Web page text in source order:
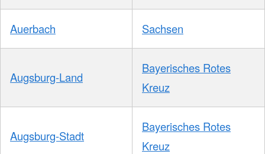
Auerbach Sachsen
Augsburg-Land
Bayerisches Rotes
Kreuz
Augsburg-Stadt
Bayerisches Rotes
Kreuz